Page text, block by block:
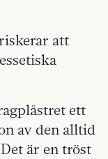
att
ett
av den alltid
är en tröst